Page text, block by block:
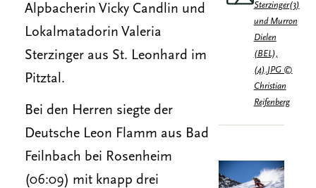
Alpbacherin Vicky Candlin und
Lokalmatadorin Valeria
Sterzinger aus St. Leonhard im
Pitztal.
Bei den Herren siegte der
Deutsche Leon Flamm aus Bad
Feilnbach bei Rosenheim
(06:09) mit knapp drei
Sterzinger(3)
und Murron
Dielen
(BEL),
(4).JPG ©
Christian
Reifenberg